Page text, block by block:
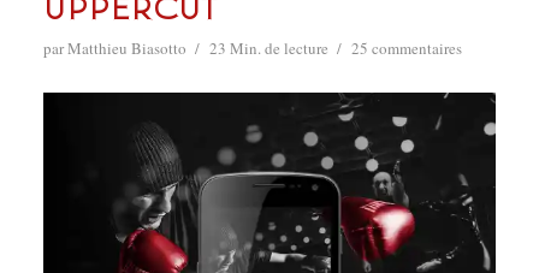
Uppercut
parMatthieu Biasotto 23 Min. de lecture 25 commentaires